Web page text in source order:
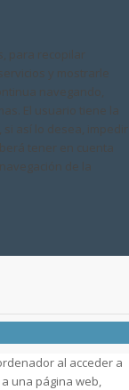
para recopilar
y mostrarle
navegando,
El usuario tiene la
así lo desea, impedir
tener en cuenta
de la
al acceder a
una página web,